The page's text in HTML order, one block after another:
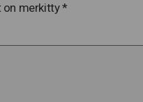
on merkitty*